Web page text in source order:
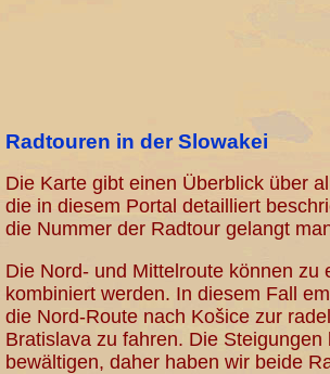
Radtouren in der Slowakei
Die Karte gibt einen Überblick über
die in diesem Portal detailliert
die Nummer der Radtour gelangt
Die Nord- und Mittelroute können
kombiniert werden. In diesem Fall
die Nord-Route nach Košice zur
Bratislava zu fahren. Die
bewältigen, daher haben wir beide